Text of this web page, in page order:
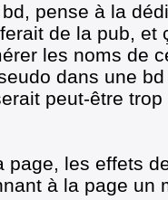
pense à la
de la pub,
les noms de
dans une
peut-être
page, les effets
à la page un